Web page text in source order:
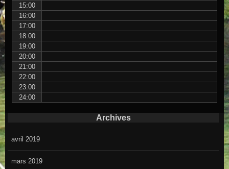
15:00
16:00
17:00
18:00
19:00
20:00
21:00
22:00
23:00
24:00
Archives
avril 2019
mars 2019